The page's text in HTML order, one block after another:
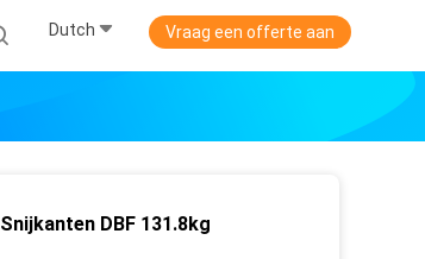
Dutch Vraag een offerte aan
DBF 131.8kg